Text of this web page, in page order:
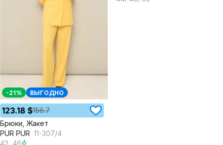
-21% ВЫГОДНО
123.18 $156.7
Брюки, Жакет
PUR PUR 11-307/4
42 46